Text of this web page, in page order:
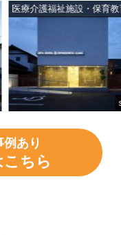
療介護福祉施設・保育教育施
あり
ちら